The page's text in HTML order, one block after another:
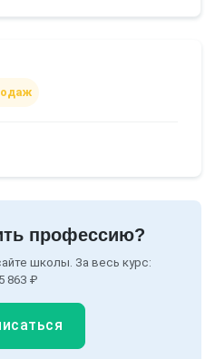
профессию?
школы. За весь курс:
863 ₽